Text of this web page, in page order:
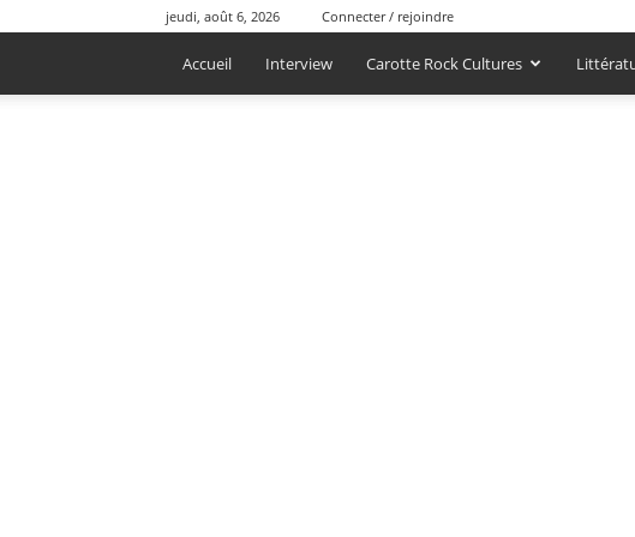
jeudi, août 6, 2026 Connecter / rejoindre
Accueil Interview Carotte Rock Cultures